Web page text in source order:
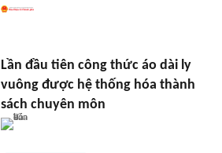
Lần đầu tiên công thức áo dài ly
vuông được hệ thống hóa thành
sách chuyên môn